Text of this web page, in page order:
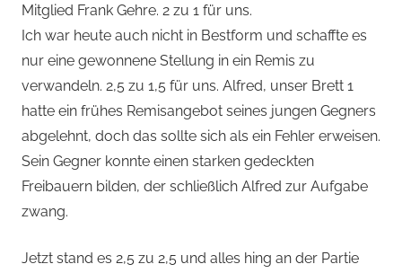
Mitglied Frank Gehre. 2 zu 1 für uns.
Ich war heute auch nicht in Bestform und schaffte es
nur eine gewonnene Stellung in ein Remis zu
verwandeln. 2,5 zu 1,5 für uns. Alfred, unser Brett 1
hatte ein frühes Remisangebot seines jungen Gegners
abgelehnt, doch das sollte sich als ein Fehler erweisen.
Sein Gegner konnte einen starken gedeckten
Freibauern bilden, der schließlich Alfred zur Aufgabe
zwang.
Jetzt stand es 2,5 zu 2,5 und alles hing an der Partie